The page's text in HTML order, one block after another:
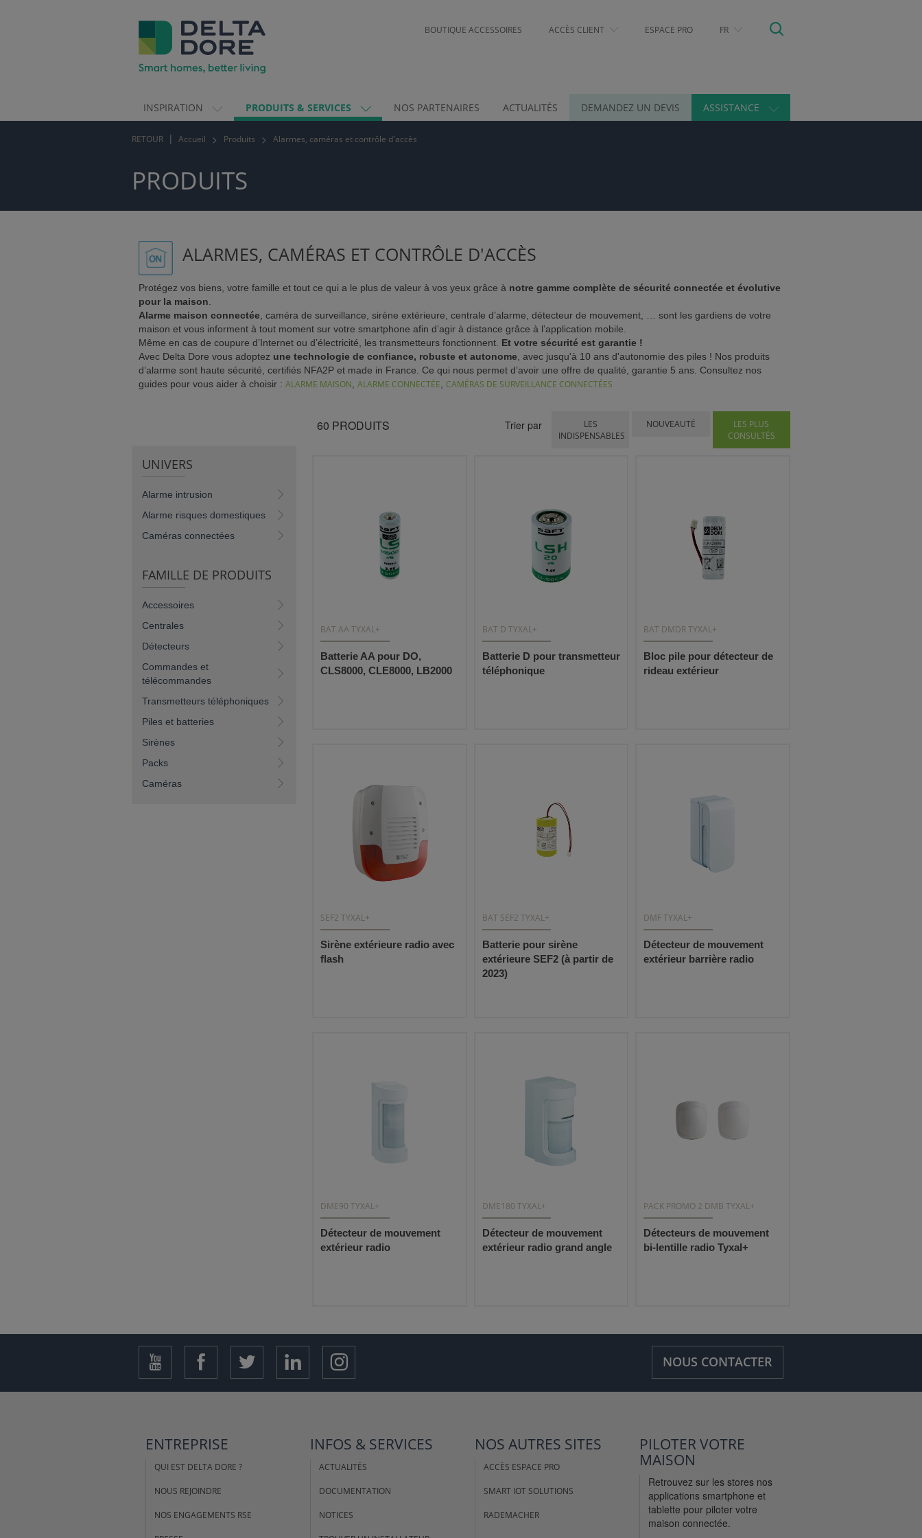
BOUTIQUE ACCESSOIRES ACCÈS CLIENT ESPACE PRO FR
INSPIRATION PRODUITS & SERVICES NOS PARTENAIRES ACTUALITÉS DEMANDEZ UN DEVIS ASSISTANCE
RETOUR Accueil Produits Alarmes, caméras et contrôle d'accès
PRODUITS
ALARMES, CAMÉRAS ET CONTRÔLE D'ACCÈS
Protégez vos biens, votre famille et tout ce qui a le plus de valeur à vos yeux grâce à notre gamme complète de sécurité connectée et évolutive
pour la maison
Alarme maison connectée , caméra de surveillance, sirène extérieure, centrale d’alarme, détecteur de mouvement, … sont les gardiens de votre
maison et vous informent à tout moment sur votre smartphone afin d’agir à distance grâce à l’application mobile.
Même en cas de coupure d’Internet ou d’électricité, les transmetteurs fonctionnent. Et votre sécurité est garantie !
Avec Delta Dore vous adoptez une technologie de confiance, robuste et autonome , avec jusqu'à 10 ans d'autonomie des piles ! Nos produits
d’alarme sont haute sécurité, certifiés NFA2P et made in France. Ce qui nous permet d’avoir une offre de qualité, garantie 5 ans. Consultez nos
guides pour vous aider à choisir : ALARME MAISON ALARME CONNECTÉE CAMÉRAS DE SURVEILLANCE CONNECTÉES
UNIVERS
Alarme intrusion
Alarme risques domestiques
Caméras connectées
FAMILLE DE PRODUITS
Accessoires
Centrales
Détecteurs
Commandes et
télécommandes
Transmetteurs téléphoniques
Piles et batteries
Sirènes
Packs
Caméras
60 PRODUITS
LES PLUS
CONSULTÉS
NOUVEAUTÉ
LES
INDISPENSABLES
Trier par
BAT AA TYXAL+
Batterie AA pour DO,
CLS8000, CLE8000, LB2000
BAT D TYXAL+
Batterie D pour transmetteur
téléphonique
BAT DMDR TYXAL+
Bloc pile pour détecteur de
rideau extérieur
SEF2 TYXAL+
Sirène extérieure radio avec
flash
BAT SEF2 TYXAL+
Batterie pour sirène
extérieure SEF2 (à partir de
2023)
DMF TYXAL+
Détecteur de mouvement
extérieur barrière radio
DME90 TYXAL+
Détecteur de mouvement
extérieur radio
DME180 TYXAL+
Détecteur de mouvement
extérieur radio grand angle
PACK PROMO 2 DMB TYXAL+
Détecteurs de mouvement
bi-lentille radio Tyxal+
NOUS CONTACTER
ENTREPRISE
QUI EST DELTA DORE ?
NOUS REJOINDRE
NOS ENGAGEMENTS RSE
INFOS & SERVICES
ACTUALITÉS
DOCUMENTATION
NOTICES
NOS AUTRES SITES
ACCÈS ESPACE PRO
SMART IOT SOLUTIONS
RADEMACHER
PILOTER VOTRE
MAISON
Retrouvez sur les stores nos
applications smartphone et
tablette pour piloter votre
maison connectée.